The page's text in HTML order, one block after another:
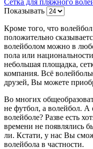
Показывать
Кроме того, что волейбол
положительно
волейболом можно в
пола или
небольшая площадка,
компания. Всё
друзей, Вы можете
Во многих
не футбол, а волейбол. А
волейболе? Разве есть
времени не появлялись
ли. Кстати, у нас Вы
волейбола в частности.